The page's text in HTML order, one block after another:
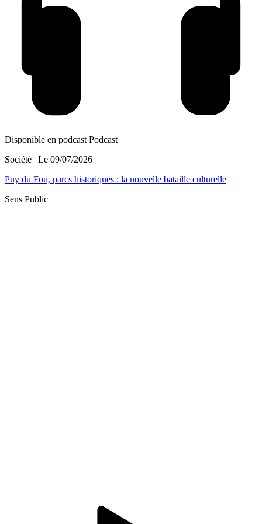
Disponible en podcast Podcast
Société | Le 09/07/2026
Puy du Fou, parcs historiques : la nouvelle bataille culturelle
Sens Public